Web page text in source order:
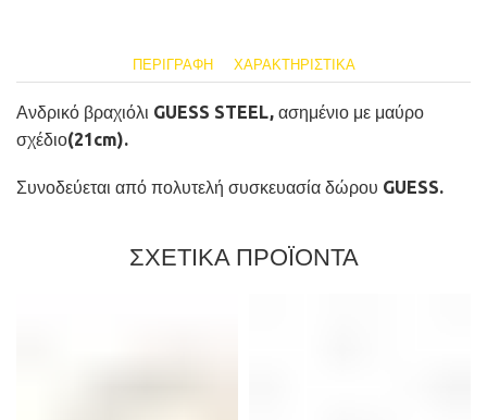
ΠΕΡΙΓΡΑΦΉ ΧΑΡΑΚΤΗΡΙΣΤΙΚΆ
Ανδρικό βραχιόλι GUESS STEEL, ασημένιο με μαύρο
σχέδιο(21cm).
Συνοδεύεται από πολυτελή συσκευασία δώρου GUESS.
ΣΧΕΤΙΚΑ ΠΡΟΪΟΝΤΑ